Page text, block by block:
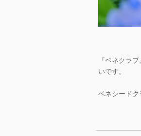
『ベネクラ
いです。
ベネシード